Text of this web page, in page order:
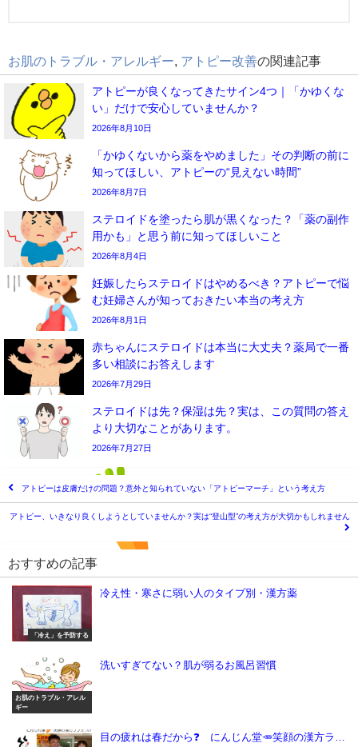
お肌のトラブル・アレルギー アトピー改善の関連記事
アトピーが良くなってきたサイン4つ｜「かゆくな
い」だけで安心していませんか？
2026年8月10日
「かゆくないから薬をやめました」その判断の前に
知ってほしい、アトピーの“見えない時間”
2026年8月7日
ステロイドを塗ったら肌が黒くなった？「薬の副作
用かも」と思う前に知ってほしいこと
2026年8月4日
妊娠したらステロイドはやめるべき？アトピーで悩
む妊婦さんが知っておきたい本当の考え方
2026年8月1日
赤ちゃんにステロイドは本当に大丈夫？薬局で一番
多い相談にお答えします
2026年7月29日
ステロイドは先？保湿は先？実は、この質問の答え
より大切なことがあります。
2026年7月27日
アトピーは皮膚だけの問題？意外と知られていない「アトピーマーチ」という考え方
アトピー、いきなり良くしようとしていませんか？実は“登山型”の考え方が大切かもしれません
おすすめの記事
「冷え」を予防する
冷え性・寒さに弱い人のタイプ別・漢方薬
お肌のトラブル・アレル
ギー
洗いすぎてない？肌が弱るお風呂習慣
目の疲れは春だから❓ にんじん堂🥕笑顔の漢方ラ…